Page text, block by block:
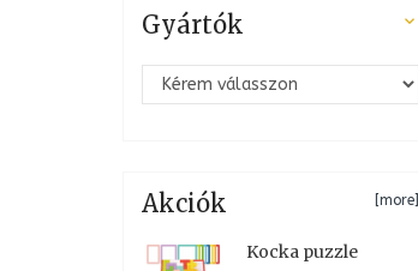
Gyártók 
Akciók [more]
Kocka puzzle